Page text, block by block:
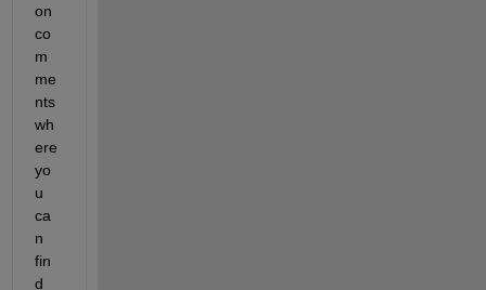
on
co
m
me
nts
wh
ere
yo
u
ca
n
fin
d